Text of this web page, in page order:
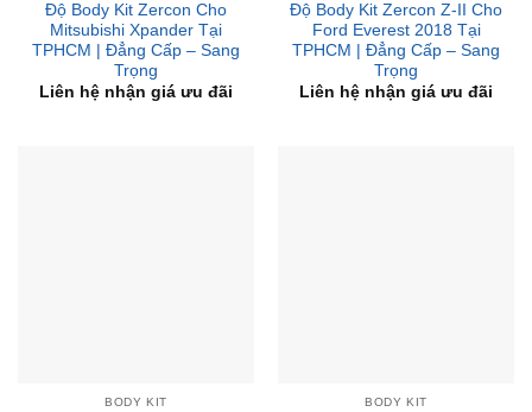
Độ Body Kit Zercon Cho
Mitsubishi Xpander Tại
TPHCM | Đẳng Cấp – Sang
Trọng
Liên hệ nhận giá ưu đãi
Độ Body Kit Zercon Z-II Cho
Ford Everest 2018 Tại
TPHCM | Đẳng Cấp – Sang
Trọng
Liên hệ nhận giá ưu đãi
BODY KIT BODY KIT